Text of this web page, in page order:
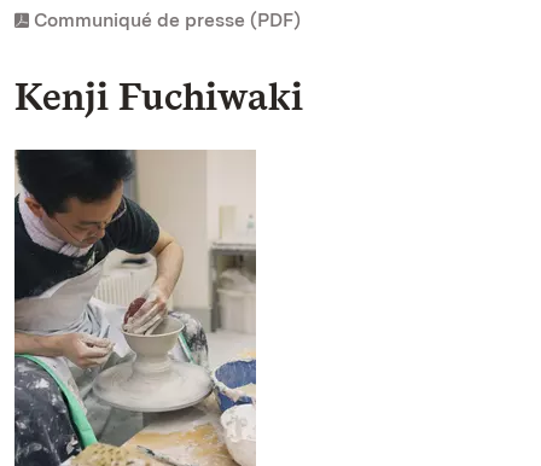
Communiqué de presse (PDF)
Kenji Fuchiwaki